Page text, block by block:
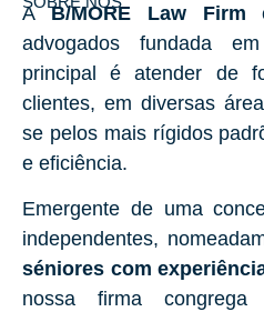
AB/MORE Law Firm
advogados fundada
principal é atender de
clientes, em diversas
se pelos mais rígidos
e eficiência.
Emergente de uma
independentes,
séniores com
nossa firma